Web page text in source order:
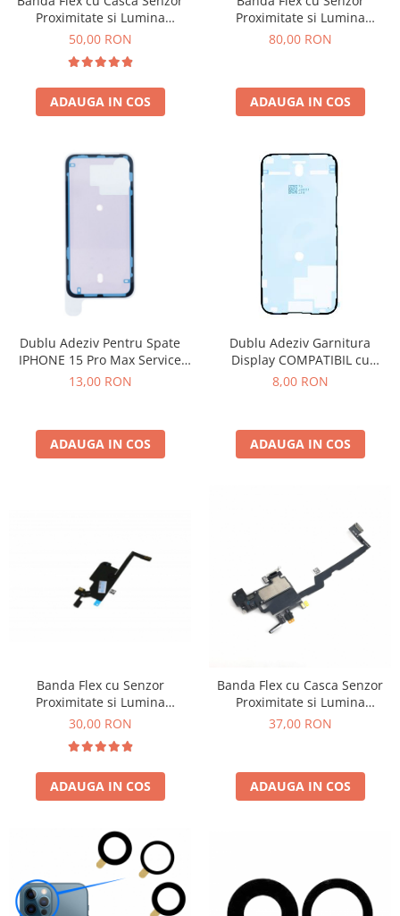
ACUMULATORI OPPO COMPATIBILI
Acumulatori pentru Huawei
COMPATIBILI
ACUMULATORI HUAWEI SERVICE
Acumulatori Pentru Iphone
ACUMULATORI IPHONE
Acumulatori Pentru Nokia
ACUMULATORI NOKIA COMPATIBILI
Acumulatori Pentru Samsung
ACUMULATORI SAMSUNG
COMPATIBIL
ACUMULATORI SAMSUNG SERVICE
Acumulatori Pentru VIVO
ACUMULATORI VIVO COMPATIBILI
Casti Handsfree
Folii Oppo
Folii pentru MOTOROLA
FOLII PENTRU SPATELE
TELEFONULUI
Folii Realme
FOLII SILICON FORCELL
FOLII SILICON SUNSHINE
Folii XIAOMI
Proximitate si Lumina
COMPATIBIL cu iPhone 12 Pro
50,00 RON
ADAUGA IN COS
Proximitate si Lumina
COMPATIBIL Cu iPhone 14 Pro
80,00 RON
ADAUGA IN COS
Dublu Adeziv Pentru Spate
IPHONE 15 Pro Max Service
Pack - 923-09191
13,00 RON
ADAUGA IN COS
Dublu Adeziv Garnitura
Display COMPATIBIL cu
Iphone 15 PRO
8,00 RON
ADAUGA IN COS
Banda Flex cu Senzor
Proximitate si Lumina
COMPATIBIL cu iPhone 13 Pro
30,00 RON
ADAUGA IN COS
Banda Flex cu Casca Senzor
Proximitate si Lumina
COMPATIBIL cu iPhone XS
37,00 RON
ADAUGA IN COS